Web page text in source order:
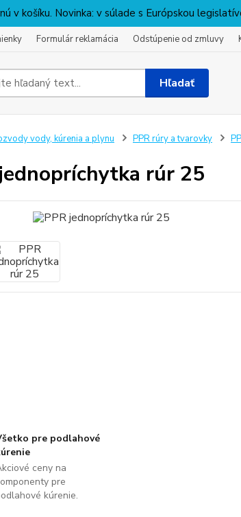
v košíku. Novinka: v súlade s Európskou
Formulár reklamácia Odstúpenie od zmluvy
Hľadať
vody, kúrenia a plynu PPR rúry a tvarovky
rúr 25
pre podlahové
ceny na
pre
kúrenie.